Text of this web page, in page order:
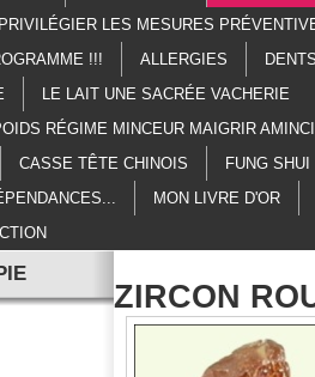
LES MESURES
!!!
ALLERGIES
LE LAIT UNE SACRÉE VACHERIE
RÉGIME MINCEUR MAIGRIR
CASSE TÊTE CHINOIS
FUNG SHUI
MON LIVRE D'OR
ZIRCON